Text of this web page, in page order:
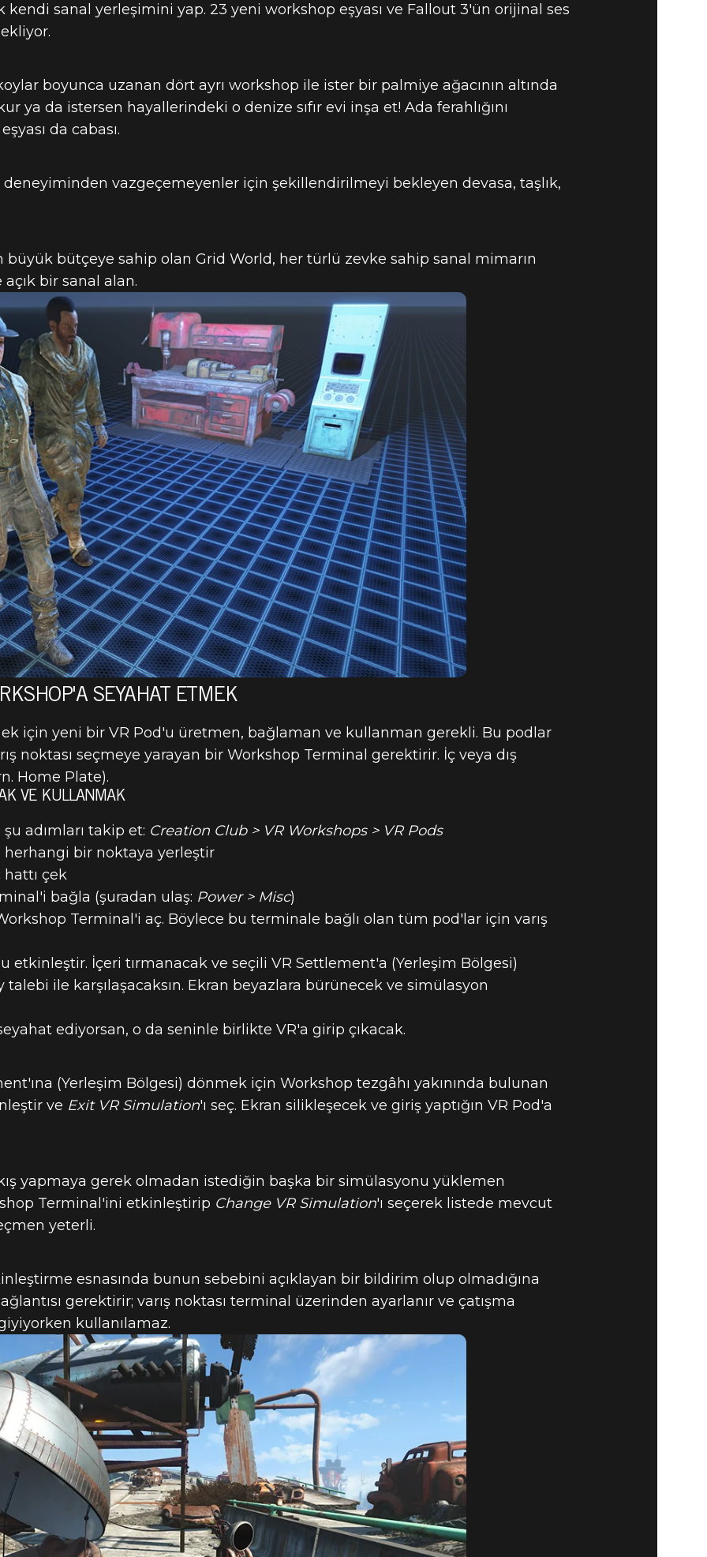
kendi sanal yerleşimini yap. 23 yeni workshop eşyası ve Fallout 3'ün orijinal ses
boyunca uzanan dört ayrı workshop ile ister bir palmiye ağacının altında
ya da istersen hayallerindeki o denize sıfır evi inşa et! Ada ferahlığını
da cabası.
deneyiminden vazgeçemeyenler için şekillendirilmeyi bekleyen devasa, taşlık,
büyük bütçeye sahip olan Grid World, her türlü zevke sahip sanal mimarın
açık bir sanal alan.
SEYAHAT ETMEK
için yeni bir VR Pod'u üretmen, bağlaman ve kullanman gerekli. Bu podlar
noktası seçmeye yarayan bir Workshop Terminal gerektirir. İç veya dış
Home Plate).
VE KULLANMAK
adımları takip et: Creation Club > VR Workshops > VR Pods
bir noktaya yerleştir
çek
bağla (şuradan ulaş: Power > Misc)
Terminal'i aç. Böylece bu terminale bağlı olan tüm pod'lar için varış
etkinleştir. İçeri tırmanacak ve seçili VR Settlement'a (Yerleşim Bölgesi)
ile karşılaşacaksın. Ekran beyazlara bürünecek ve simülasyon
ediyorsan, o da seninle birlikte VR'a girip çıkacak.
(Yerleşim Bölgesi) dönmek için Workshop tezgâhı yakınında bulunan
ve Exit VR Simulation'ı seç. Ekran silikleşecek ve giriş yaptığın VR Pod'a
yapmaya gerek olmadan istediğin başka bir simülasyonu yüklemen
Terminal'ini etkinleştirip Change VR Simulation'ı seçerek listede mevcut
yeterli.
esnasında bunun sebebini açıklayan bir bildirim olup olmadığına
gerektirir; varış noktası terminal üzerinden ayarlanır ve çatışma
kullanılamaz.